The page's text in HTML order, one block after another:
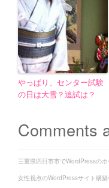
やっぱり、センター試験
の日は大雪？追試は？
Comments
三重県四日市市でWordPressの
女性視点のWordPressサイト構